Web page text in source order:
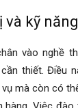
và kỹ năng
vào nghề
thiết. Điều
mà còn có